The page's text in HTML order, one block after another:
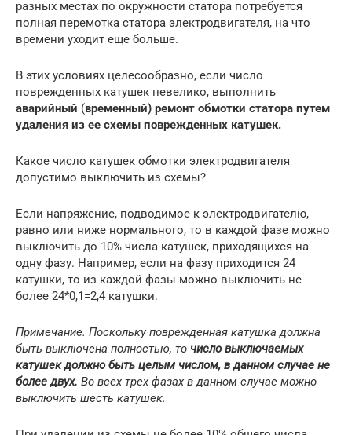
разных местах по окружности статора потребуется
полная перемотка статора электродвигателя, на что
времени уходит еще больше.
В этих условиях целесообразно, если число
поврежденных катушек невелико, выполнить
аварийный (временный) ремонт обмотки статора путем
удаления из ее схемы поврежденных катушек.
Какое число катушек обмотки электродвигателя
допустимо выключить из схемы?
Если напряжение, подводимое к электродвигателю,
равно или ниже нормального, то в каждой фазе можно
выключить до 10% числа катушек, приходящихся на
одну фазу. Например, если на фазу приходится 24
катушки, то из каждой фазы можно выключить не
более 24*0,1=2,4 катушки.
Примечание. Поскольку поврежденная катушка должна
быть выключена полностью, то число выключаемых
катушек должно быть целым числом, в данном случае не
более двух. Во всех трех фазах в данном случае можно
выключить шесть катушек.